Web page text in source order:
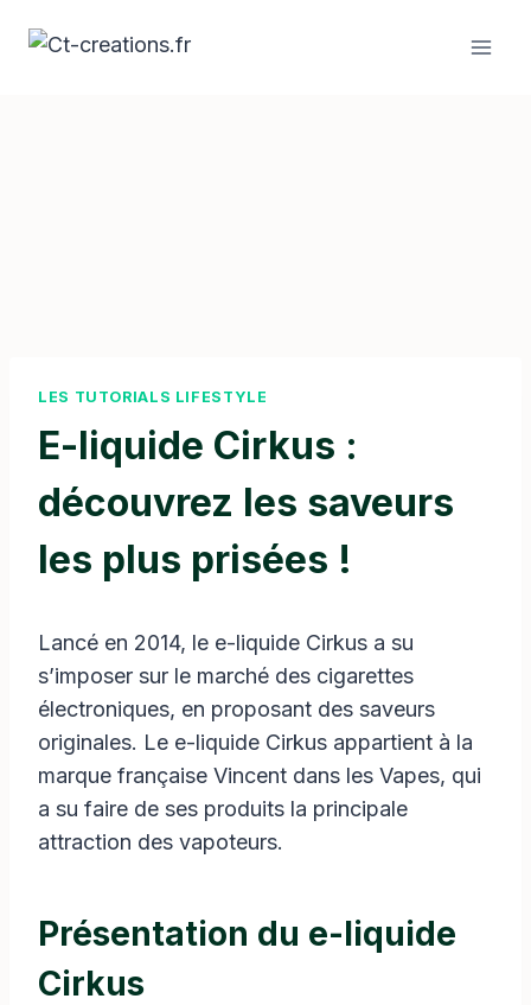
LES TUTORIALS LIFESTYLE
E-liquide Cirkus :
découvrez les saveurs
les plus prisées !
Lancé en 2014, le e-liquide Cirkus a su
s’imposer sur le marché des cigarettes
électroniques, en proposant des saveurs
originales. Le e-liquide Cirkus appartient à la
marque française Vincent dans les Vapes, qui
a su faire de ses produits la principale
attraction des vapoteurs.
Présentation du e-liquide
Cirkus